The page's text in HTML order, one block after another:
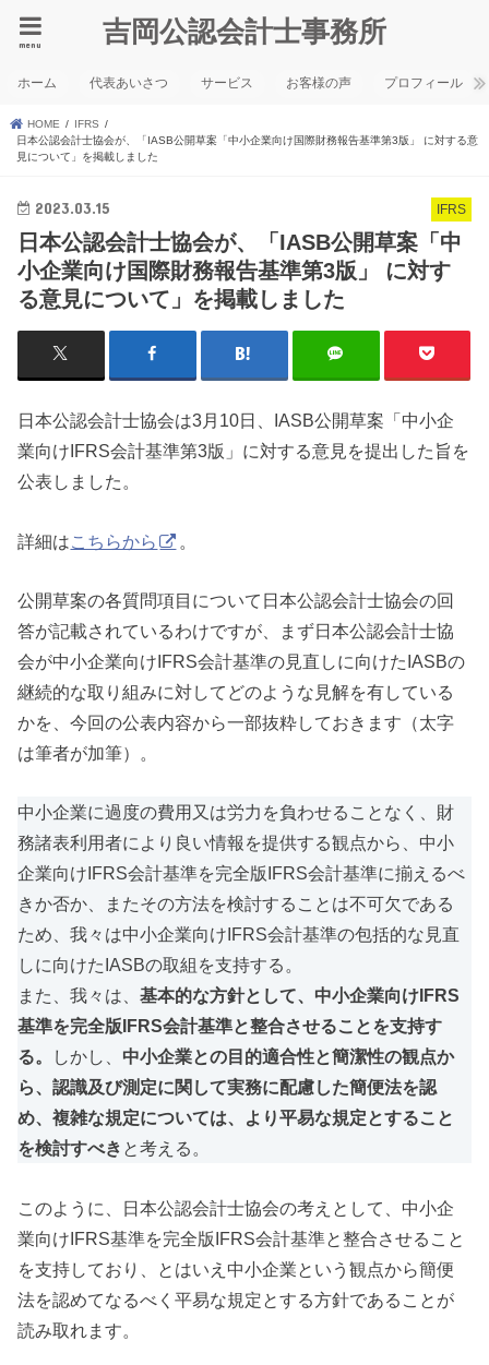
吉岡公認会計士事務所
menu
ホーム 代表あいさつ サービス お客様の声 プロフィール
HOME
IFRS
日本公認会計士協会が、「IASB公開草案「中小企業向け国際財務報告基準第3版」 に対する意
見について」を掲載しました
IFRS
2023.03.15
日本公認会計士協会が、「IASB公開草案「中
小企業向け国際財務報告基準第3版」 に対す
る意見について」を掲載しました
日本公認会計士協会は3月10日、IASB公開草案「中小企
業向けIFRS会計基準第3版」に対する意見を提出した旨を
公表しました。
詳細は こちらから
公開草案の各質問項目について日本公認会計士協会の回
答が記載されているわけですが、まず日本公認会計士協
会が中小企業向けIFRS会計基準の見直しに向けたIASBの
継続的な取り組みに対してどのような見解を有している
かを、今回の公表内容から一部抜粋しておきます（太字
は筆者が加筆）。
中小企業に過度の費用又は労力を負わせることなく、財
務諸表利用者により良い情報を提供する観点から、中小
企業向けIFRS会計基準を完全版IFRS会計基準に揃えるべ
きか否か、またその方法を検討することは不可欠である
ため、我々は中小企業向けIFRS会計基準の包括的な見直
しに向けたIASBの取組を支持する。
また、我々は、基本的な方針として、中小企業向けIFRS
基準を完全版IFRS会計基準と整合させることを支持す
る。
しかし、 中小企業との目的適合性と簡潔性の観点か
ら、認識及び測定に関して実務に配慮した簡便法を認
め、複雑な規定については、より平易な規定とすること
を検討すべき と考える。
このように、日本公認会計士協会の考えとして、中小企
業向けIFRS基準を完全版IFRS会計基準と整合させること
を支持しており、とはいえ中小企業という観点から簡便
法を認めてなるべく平易な規定とする方針であることが
読み取れます。